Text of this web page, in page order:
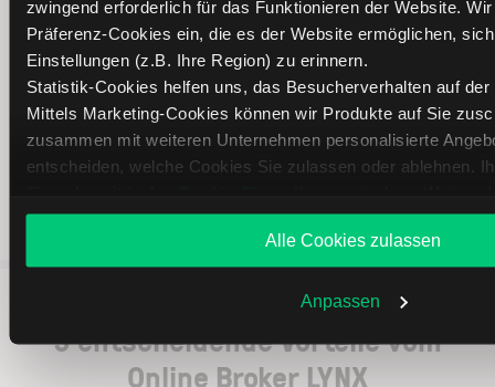
zwingend erforderlich für das Funktionieren der Website.
Präferenz-Cookies ein, die es der Website ermöglichen,
Einstellungen (z.B. Ihre Region) zu erinnern.
Statistik-Cookies helfen uns, das Besucherverhalten auf
Mittels Marketing-Cookies können wir Produkte auf Sie
zusammen mit weiteren Unternehmen personalisierte
entscheiden, welche Cookies Sie zulassen oder ablehnen.
Datenschutzerklärung.
Alle Cookies zulassen
Anpassen
V
Versicherungen
Versorgungsunternehmen
5 entscheidende Vorteile vom
Online Broker LYNX